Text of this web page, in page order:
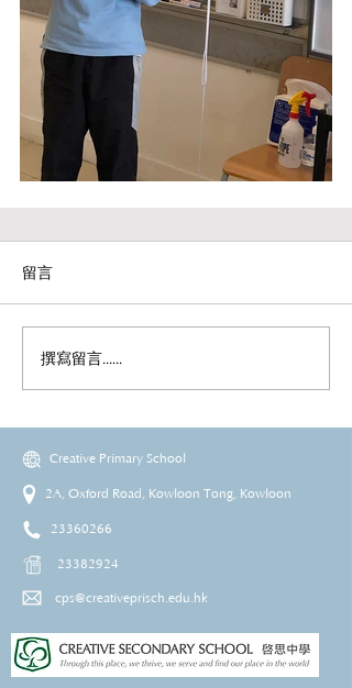
留言
撰寫留言......
Creative Primary School
2A, Oxford Road, Kowloon Tong, Kowloon
23360266
23382924
cps@creativeprisch.edu.hk